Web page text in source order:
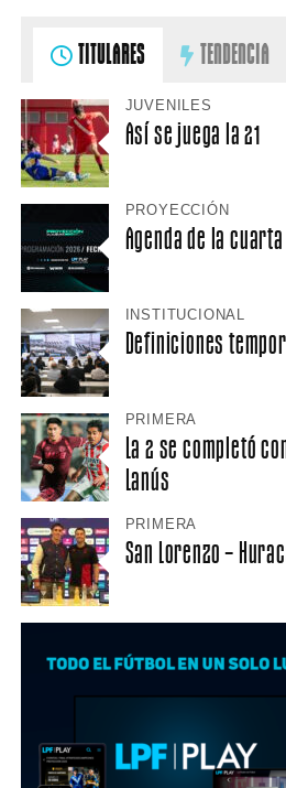
TITULARES TENDENCIA
JUVENILES
Así se juega la 21
PROYECCIÓN
Agenda de la
INSTITUCIONAL
Definiciones
PRIMERA
La 2 se completó
Lanús
PRIMERA
San Lorenzo –